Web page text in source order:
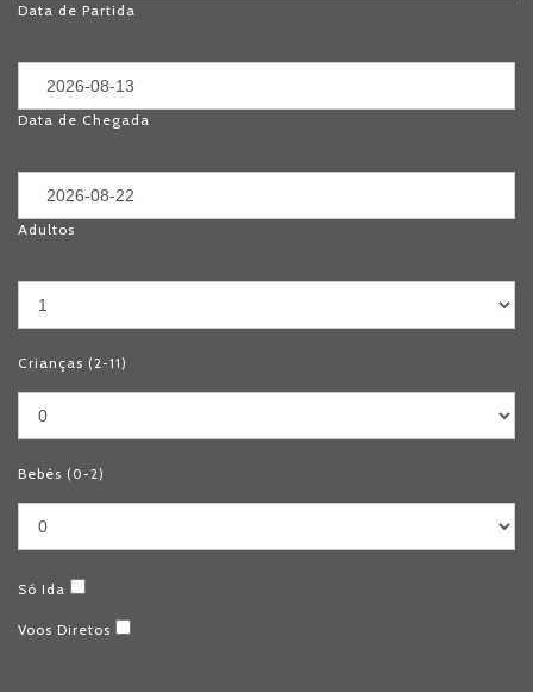
Data de Partida
Data de Chegada
Adultos
Crianças (2-11)
Bebés (0-2)
Só Ida
Voos Diretos